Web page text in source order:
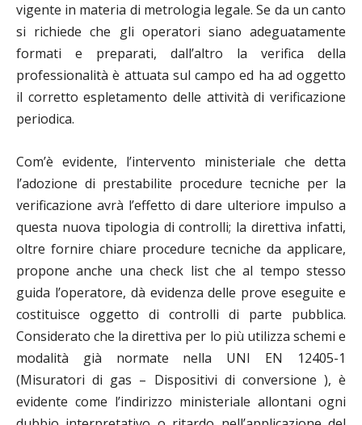
vigente in materia di metrologia legale. Se da un canto
si richiede che gli operatori siano adeguatamente
formati e preparati, dall’altro la verifica della
professionalità è attuata sul campo ed ha ad oggetto
il corretto espletamento delle attività di verificazione
periodica.
Com’è evidente, l’intervento ministeriale che detta
l’adozione di prestabilite procedure tecniche per la
verificazione avrà l’effetto di dare ulteriore impulso a
questa nuova tipologia di controlli; la direttiva infatti,
oltre fornire chiare procedure tecniche da applicare,
propone anche una check list che al tempo stesso
guida l’operatore, dà evidenza delle prove eseguite e
costituisce oggetto di controlli di parte pubblica.
Considerato che la direttiva per lo più utilizza schemi e
modalità già normate nella UNI EN 12405-1
(Misuratori di gas – Dispositivi di conversione ), è
evidente come l’indirizzo ministeriale allontani ogni